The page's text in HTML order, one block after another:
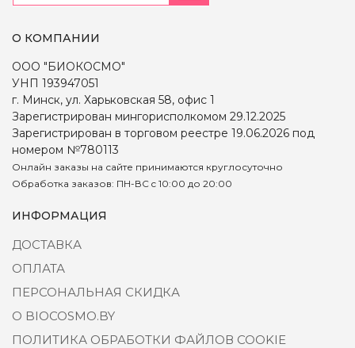
О КОМПАНИИ
ООО "БИОКОСМО"
УНП 193947051
г. Минск, ул. Харьковская 58, офис 1
Зарегистрирован мингорисполкомом 29.12.2025
Зарегистрирован в торговом реестре 19.06.2026 под
номером №780113
Онлайн заказы на сайте принимаются круглосуточно
Обработка заказов: ПН-ВС c 10:00 до 20:00
ИНФОРМАЦИЯ
ДОСТАВКА
ОПЛАТА
ПЕРСОНАЛЬНАЯ СКИДКА
О BIOCOSMO.BY
ПОЛИТИКА ОБРАБОТКИ ФАЙЛОВ COOKIE